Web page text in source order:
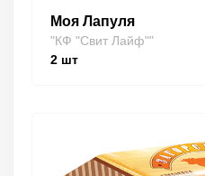
Моя Лапуля
"КФ "Свит Лайф""
2 шт